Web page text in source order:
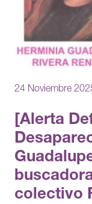
24 Noviembre
[Alerta
colectivo